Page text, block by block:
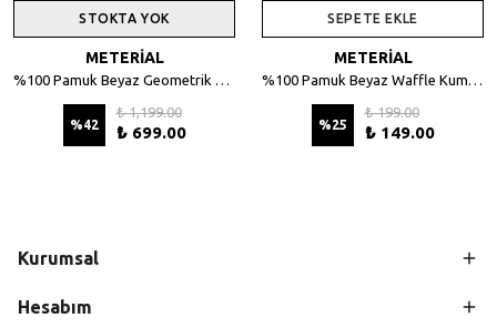
STOKTA YOK
METERİAL
%100 Pamuk Beyaz Geometrik Desenli File Kumaş - 135 cm En
%42
₺ 1,199.00
₺ 699.00
SEPETE EKLE
METERİAL
%100 Pamuk Beyaz Waffle Kumaş – Petek Dokulu, 140 cm En
%25
₺ 199.00
₺ 149.00
Kurumsal
Hesabım